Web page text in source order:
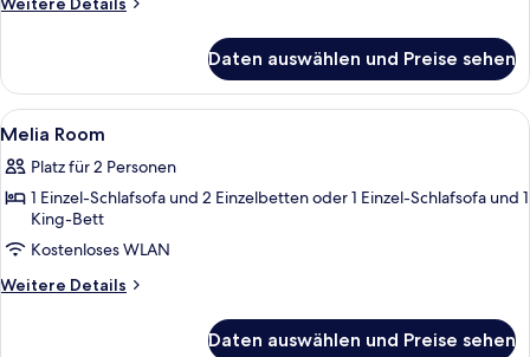
Room
Daten auswählen und Preise sehen
Alle
Fotos
für
Melia
Room
anzeigen
Minibar, Zimmersafe, Schreibtisch,
5
Melia Room
Platz für 2 Personen
1 Einzel-Schlafsofa und 2 Einzelbetten oder 1 Einzel-Schlafsofa und 1
King-Bett
Kostenloses WLAN
Weitere Details
Weitere
Daten auswählen und Preise sehen